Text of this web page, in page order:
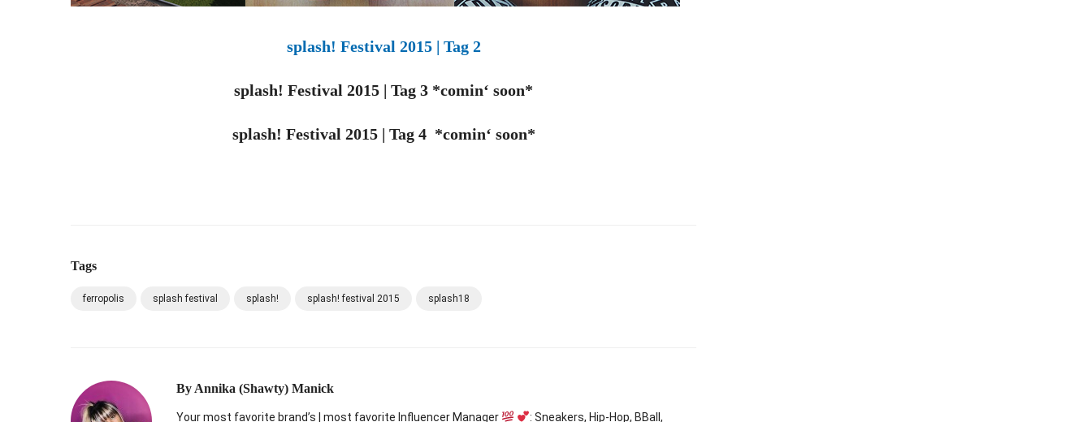
splash! Festival 2015 | Tag 2
splash! Festival 2015 | Tag 3 *comin‘ soon*
splash! Festival 2015 | Tag 4 *comin‘ soon*
Tags
ferropolis splash festival splash! splash! festival 2015 splash18
By Annika (Shawty) Manick
Your most favorite brand’s | most favorite Influencer Manager : Sneakers, Hip-Hop, BBall,